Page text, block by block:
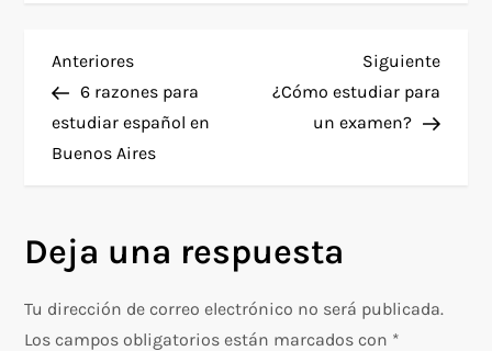
N
a
v
g
a
Entrada
anterior
Anteriores
6 razones para
estudiar español en
Buenos Aires
Siguiente
¿Cómo estudiar para
un examen?
Deja una respuesta
Tu dirección de correo electrónico no será publicada.
Los campos obligatorios están marcados con *